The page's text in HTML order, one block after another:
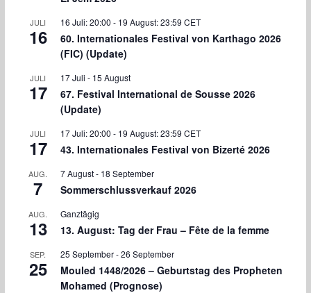
JULI
16
16 Juli: 20:00 - 19 August: 23:59 CET
60. Internationales Festival von Karthago 2026
(FIC) (Update)
JULI
17
17 Juli - 15 August
67. Festival International de Sousse 2026
(Update)
JULI
17
17 Juli: 20:00 - 19 August: 23:59 CET
43. Internationales Festival von Bizerté 2026
AUG.
7
7 August- 18 September
Sommerschlussverkauf 2026
AUG.
13
Ganztägig
13. August: Tag der Frau – Fête de la femme
SEP.
25
25 September-26 September
Mouled 1448/2026 – Geburtstag des Propheten
Mohamed (Prognose)